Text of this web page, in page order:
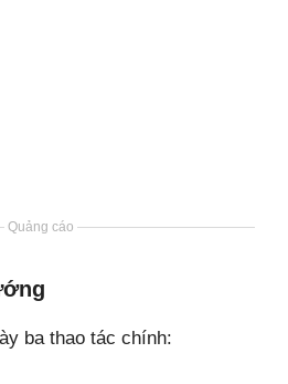
Quảng cáo
ba thao tác chính: